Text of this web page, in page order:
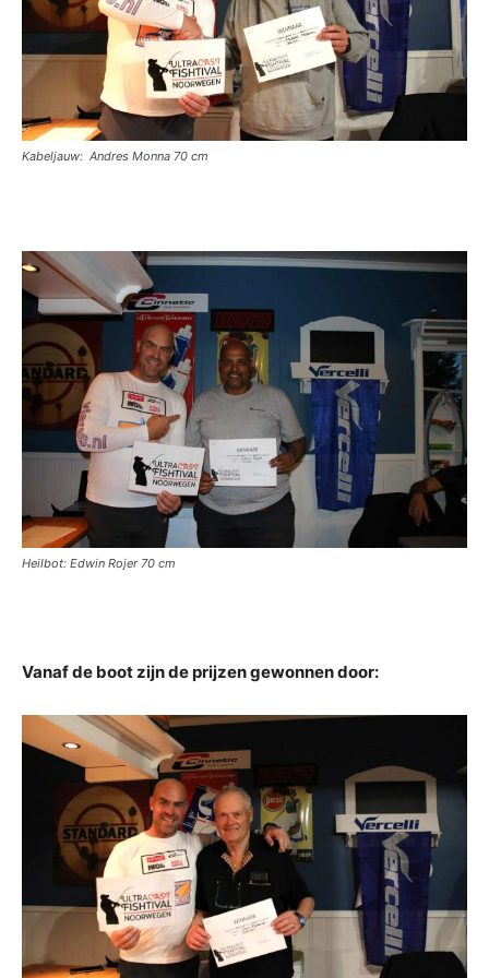
Kabeljauw: Andres Monna 70 cm
Heilbot: Edwin Rojer 70 cm
Vanaf de boot zijn de prijzen gewonnen door: